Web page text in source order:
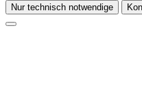
Nur technisch notwendige